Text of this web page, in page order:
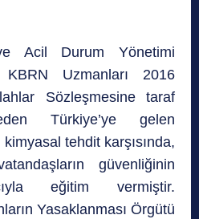
Acil Durum Yönetimi
KBRN Uzmanları 2016
Sözleşmesine taraf
Türkiye’ye gelen
kimyasal tehdit karşısında,
güvenliğinin
eğitim vermiştir.
Yasaklanması Örgütü